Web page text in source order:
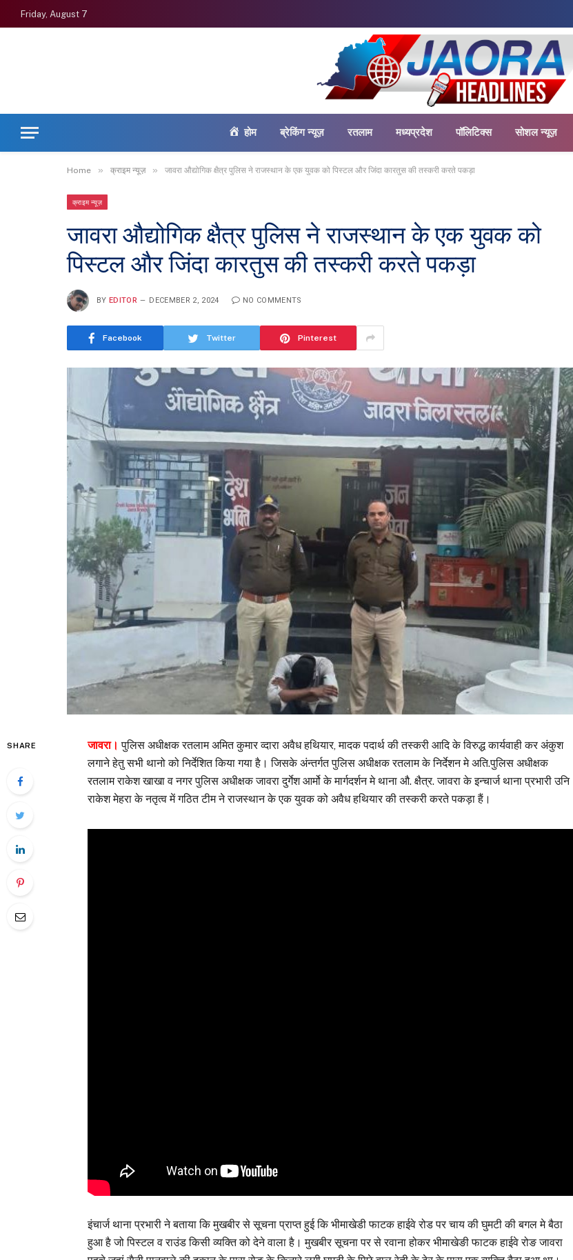
Friday, August 7
होम ब्रेकिंग न्यूज़ रतलाम मध्यप्रदेश पॉलिटिक्स सोशल न्यूज़
Home » क्राइम न्यूज़ » जावरा औद्योगिक क्षैत्र पुलिस ने राजस्थान के एक युवक को पिस्टल और जिंदा कारतुस की तस्करी करते पकड़ा
क्राइम न्यूज़
जावरा औद्योगिक क्षैत्र पुलिस ने राजस्थान के एक युवक को
पिस्टल और जिंदा कारतुस की तस्करी करते पकड़ा
BY EDITOR DECEMBER 2, 2024 NO COMMENTS
Facebook Twitter Pinterest
SHARE जावरा। पुलिस अधीक्षक रतलाम अमित कुमार व्दारा अवैध हथियार, मादक पदार्थ की तस्करी आदि के विरुद्ध कार्यवाही कर अंकुश
लगाने हेतु सभी थानो को निर्देशित किया गया है। जिसके अंन्तर्गत पुलिस अधीक्षक रतलाम के निर्देशन मे अति.पुलिस अधीक्षक
रतलाम राकेश खाखा व नगर पुलिस अधीक्षक जावरा दुर्गेश आर्मो के मार्गदर्शन मे थाना औ. क्षैत्र. जावरा के इन्चार्ज थाना प्रभारी उनि
राकेश मेहरा के नतृत्व में गठित टीम ने राजस्थान के एक युवक को अवैध हथियार की तस्करी करते पकड़ा हैं।
इंचार्ज थाना प्रभारी ने बताया कि मुखबीर से सूचना प्राप्त हुई कि भीमाखेडी फाटक हाईवे रोड पर चाय की घुमटी की बगल मे बैठा
हुआ है जो पिस्टल व राउंड किसी व्यक्ति को देने वाला है। मुखबीर सूचना पर से रवाना होकर भीमाखेङी फाटक हाईवे रोङ जावरा